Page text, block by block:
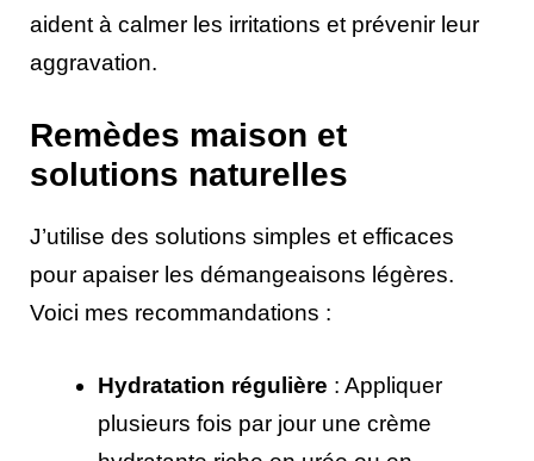
aident à calmer les irritations et prévenir leur
aggravation.
Remèdes maison et
solutions naturelles
J’utilise des solutions simples et efficaces
pour apaiser les démangeaisons légères.
Voici mes recommandations :
Hydratation régulière : Appliquer
plusieurs fois par jour une crème